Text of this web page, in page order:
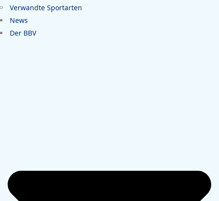
Verwandte Sportarten
News
Der BBV